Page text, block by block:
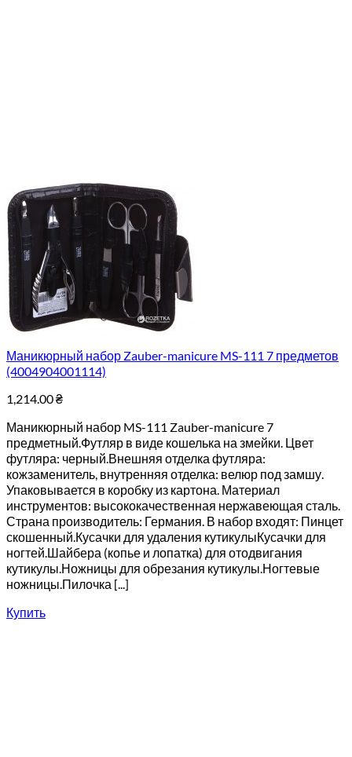
Маникюрный набор Zauber-manicure MS-111 7 предметов
(4004904001114)
1,214.00₴
Маникюрный набор MS-111 Zauber-manicure 7
предметный.Футляр в виде кошелька на змейки. Цвет
футляра: черный.Внешняя отделка футляра:
кожзаменитель, внутренняя отделка: велюр под замшу.
Упаковывается в коробку из картона. Материал
инструментов: высококачественная нержавеющая сталь.
Страна производитель: Германия. В набор входят: Пинцет
скошенный.Кусачки для удаления кутикулыКусачки для
ногтей.Шайбера (копье и лопатка) для отодвигания
кутикулы.Ножницы для обрезания кутикулы.Ногтевые
ножницы.Пилочка [...]
Купить